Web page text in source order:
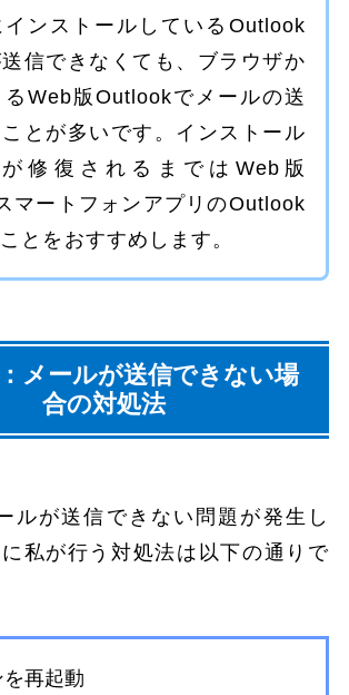
ンストールしているOutlook
信できなくても、ブラウザか
るWeb版Outlookでメールの送
とが多いです。インストール
修復されるまではWeb版
マートフォンアプリのOutlook
とをおすすめします。
メールが送信できない場
合の対処法
ルが送信できない問題が発生し
私が行う対処法は以下の通りで
再起動